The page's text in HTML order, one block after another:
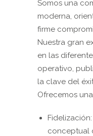
Somos una
moderna,
firme
Nuestra gran
en las
operativo,
la clave del
Ofrecemos
conceptual